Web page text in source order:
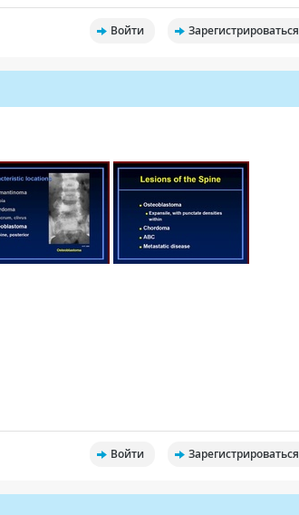
Войти Зарегистрироваться
Войти Зарегистрироваться